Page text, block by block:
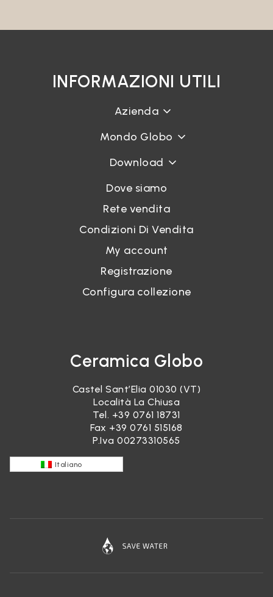
INFORMAZIONI UTILI
Azienda
Mondo Globo
Download
Dove siamo
Rete vendita
Condizioni Di Vendita
My account
Registrazione
Configura collezione
Ceramica Globo
Castel Sant’Elia 01030 (VT)
Località La Chiusa
Tel. +39 0761 18731
Fax +39 0761 515168
P.Iva 00273310565
Italiano